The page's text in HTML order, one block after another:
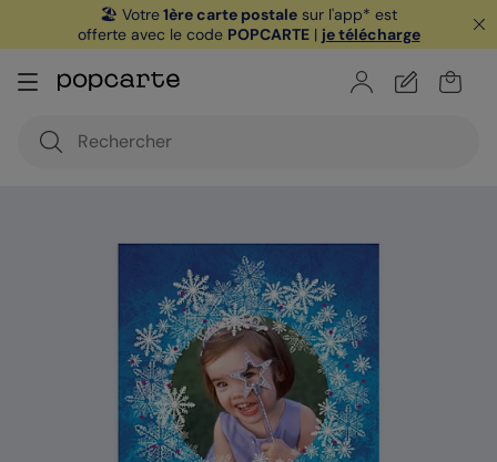
🏖️ Votre1ère carte postale sur l'app* est
offerte avec le code POPCARTE| je télécharge